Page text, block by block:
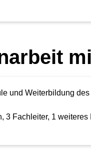
und Weiterbildung
3 Fachleiter, 1